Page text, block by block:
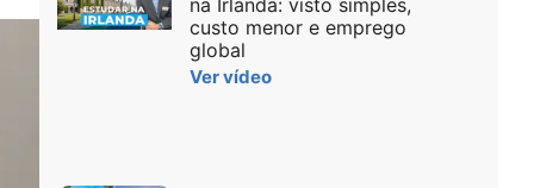
custo menor e emprego
global
Ver vídeo